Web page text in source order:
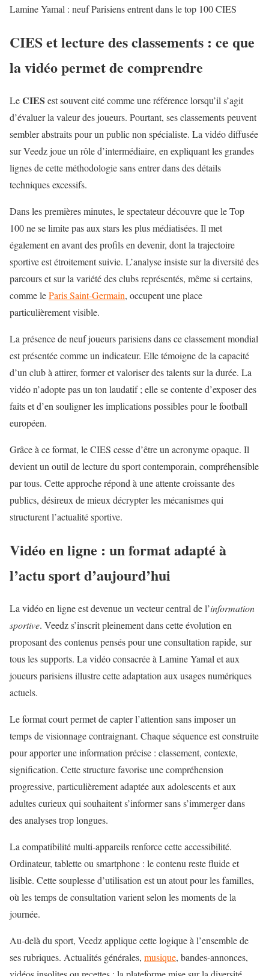
Lamine Yamal : neuf Parisiens entrent dans le top 100 CIES
CIES et lecture des classements : ce que
la vidéo permet de comprendre
LeCIES est souvent cité comme une référence lorsqu’il s’agit
d’évaluer la valeur des joueurs. Pourtant, ses classements peuvent
sembler abstraits pour un public non spécialiste. La vidéo diffusée
sur Veedz joue un rôle d’intermédiaire, en expliquant les grandes
lignes de cette méthodologie sans entrer dans des détails
techniques excessifs.
Dans les premières minutes, le spectateur découvre que le Top
100 ne se limite pas aux stars les plus médiatisées. Il met
également en avant des profils en devenir, dont la trajectoire
sportive est étroitement suivie. L’analyse insiste sur la diversité des
parcours et sur la variété des clubs représentés, même si certains,
comme leParis Saint-Germain, occupent une place
particulièrement visible.
La présence de neuf joueurs parisiens dans ceclassement mondial
est présentée comme un indicateur. Elle témoigne de la capacité
d’un club à attirer, former et valoriser des talents sur la durée. La
vidéo n’adopte pas un ton laudatif ; elle se contente d’exposer des
faits et d’en souligner les implications possibles pour le football
européen.
Grâce à ce format, le CIES cesse d’être un acronyme opaque. Il
devient un outil de lecture du sport contemporain, compréhensible
par tous. Cette approche répond à une attente croissante des
publics, désireux de mieux décrypter les mécanismes qui
structurent l’actualité sportive.
Vidéo en ligne : un format adapté à
l’actu sport d’aujourd’hui
La vidéo en ligne est devenue un vecteur central de l’information
sportive. Veedz s’inscrit pleinement dans cette évolution en
proposant des contenus pensés pour une consultation rapide, sur
tous les supports. La vidéo consacrée à Lamine Yamal et aux
joueurs parisiens illustre cette adaptation aux usages numériques
actuels.
Le format court permet de capter l’attention sans imposer un
temps de visionnage contraignant. Chaque séquence est construite
pour apporter une information précise : classement, contexte,
signification. Cette structure favorise une compréhension
progressive, particulièrement adaptée aux adolescents et aux
adultes curieux qui souhaitent s’informer sans s’immerger dans
des analyses trop longues.
La compatibilité multi-appareils renforce cette accessibilité.
Ordinateur, tablette ou smartphone : le contenu reste fluide et
lisible. Cette souplesse d’utilisation est un atout pour les familles,
où les temps de consultation varient selon les moments de la
journée.
Au-delà du sport, Veedz applique cette logique à l’ensemble de
ses rubriques. Actualités générales, musique, bandes-annonces,